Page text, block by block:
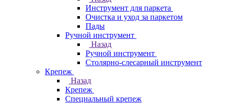
Инструмент для паркета
Очистка и уход за паркетом
Пады
Ручной инструмент
Назад
Ручной инструмент
Столярно-слесарный инструмент
Крепеж
Назад
Крепеж
Специальный крепеж